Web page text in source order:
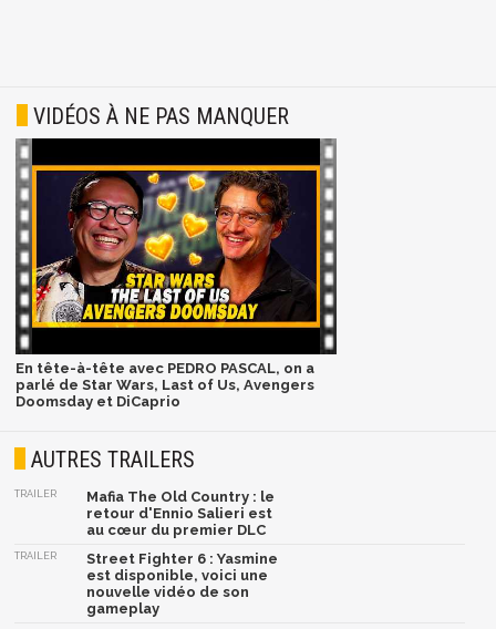
VIDÉOS À NE PAS MANQUER
En tête-à-tête avec PEDRO PASCAL, on a
parlé de Star Wars, Last of Us, Avengers
Doomsday et DiCaprio
AUTRES TRAILERS
TRAILER
Mafia The Old Country : le
retour d'Ennio Salieri est
au cœur du premier DLC
TRAILER
Street Fighter 6 : Yasmine
est disponible, voici une
nouvelle vidéo de son
gameplay